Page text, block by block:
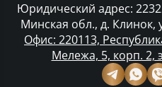
Юридический адрес:
Минская обл., д. Клинок,
Офис: 220113,
Мележа, 5, корп. 2,